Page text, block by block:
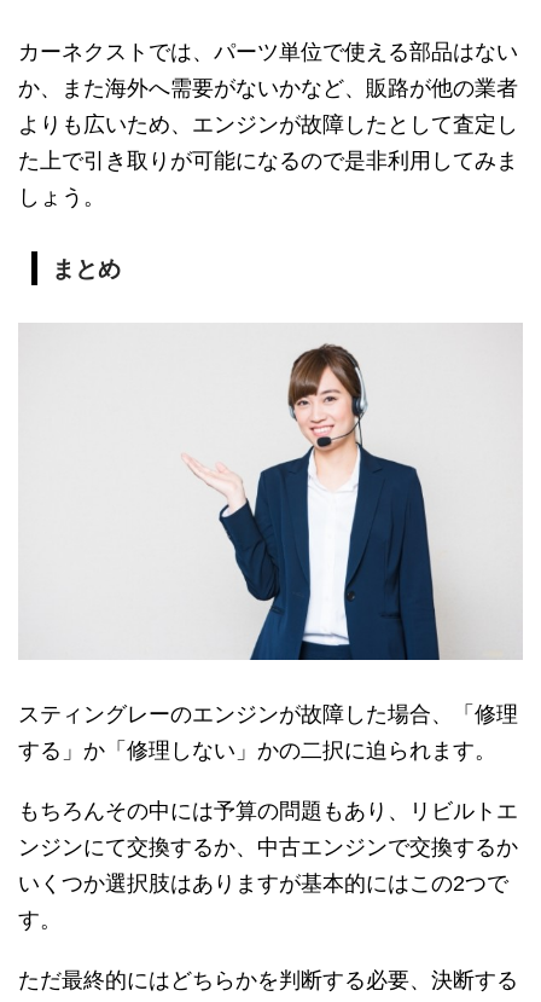
カーネクストでは、パーツ単位で使える部品はない
か、また海外へ需要がないかなど、販路が他の業者
よりも広いため、エンジンが故障したとして査定し
た上で引き取りが可能になるので是非利用してみま
しょう。
まとめ
スティングレーのエンジンが故障した場合、「修理
する」か「修理しない」かの二択に迫られます。
もちろんその中には予算の問題もあり、リビルトエ
ンジンにて交換するか、中古エンジンで交換するか
いくつか選択肢はありますが基本的にはこの2つで
す。
ただ最終的にはどちらかを判断する必要、決断する